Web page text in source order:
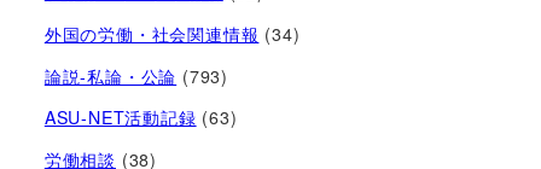
外国の労働・社会関連情報 (34)
論説-私論・公論 (793)
ASU-NET活動記録 (63)
労働相談 (38)